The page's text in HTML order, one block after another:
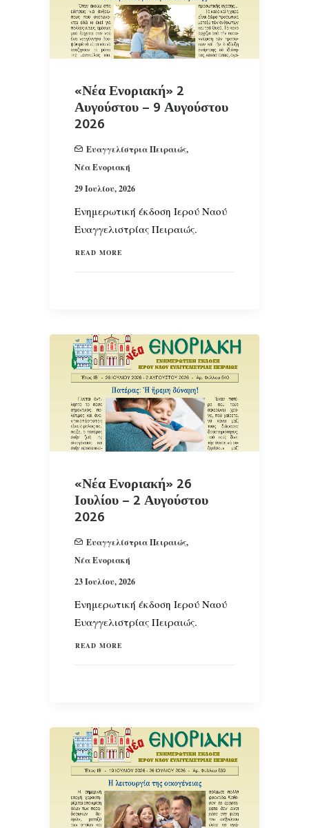
«Νέα Ενοριακή» 2
Αυγούστου – 9 Αυγούστου
2026
Ευαγγελίστρια Πειραιώς,
Νέα Ενοριακή
29 Ιουλίου, 2026
Ενημερωτική έκδοση Ιερού Ναού
Ευαγγελιστρίας Πειραιώς.
READ MORE
«Νέα Ενοριακή» 26
Ιουλίου – 2 Αυγούστου
2026
Ευαγγελίστρια Πειραιώς,
Νέα Ενοριακή
23 Ιουλίου, 2026
Ενημερωτική έκδοση Ιερού Ναού
Ευαγγελιστρίας Πειραιώς.
READ MORE